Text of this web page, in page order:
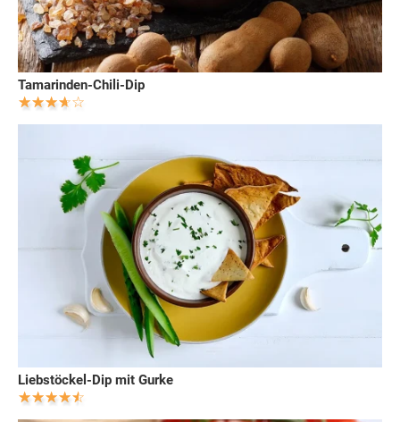
Tamarinden-Chili-Dip
Liebstöckel-Dip mit Gurke